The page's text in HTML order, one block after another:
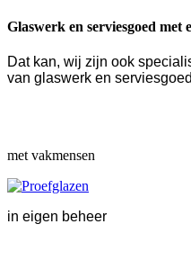
Glaswerk en serviesgoed met
Dat kan, wij zijn ook
van glaswerk en
met vakmensen
in eigen beheer